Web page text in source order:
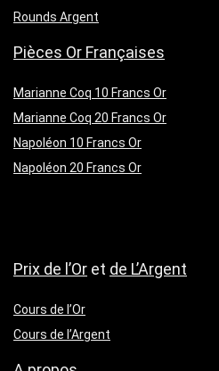
Rounds Argent
Pièces Or Françaises
Marianne Coq 10 Francs Or
Marianne Coq 20 Francs Or
Napoléon 10 Francs Or
Napoléon 20 Francs Or
Prix de l’Or et de L’Argent
Cours de l’Or
Cours de l’Argent